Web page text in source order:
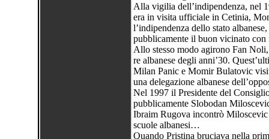
Alla vigilia dell’indipendenza, nel
era in visita ufficiale in Cetinia,
l’indipendenza dello stato
pubblicamente il buon vicinato
Allo stesso modo agirono Fan
re albanese degli anni’30.
Milan Panic e Momir Bulatovic
una delegazione albanese
Nel 1997 il Presidente del
pubblicamente Slobodan
Ibraim Rugova incontrò Miloscevic
scuole albanesi…
Quando Pristina bruciava nella